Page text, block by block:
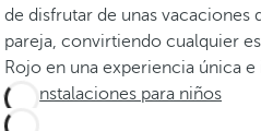
de disfrutar de unas vacaciones
pareja, convirtiendo cualquier
Rojo en una experiencia única
Instalaciones para niños